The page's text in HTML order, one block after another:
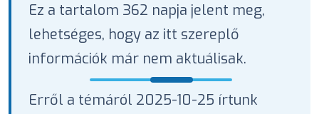
Ez a tartalom 362 napja jelent meg,
lehetséges, hogy az itt szereplő
információk már nem aktuálisak.
Erről a témáról 2025-10-25 írtunk